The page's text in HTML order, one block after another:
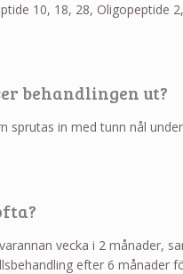
10, 18, 28, Oligopeptide
behandlingen ut?
sprutas in med tunn nål
vecka i 2 månader,
efter 6 månader